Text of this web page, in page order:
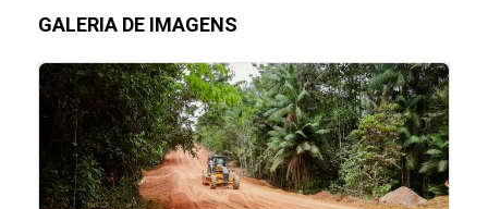
GALERIA DE IMAGENS